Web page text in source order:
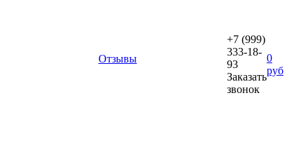
Отзывы
+7 (999)
333-18-
93
Заказать
звонок
0
руб